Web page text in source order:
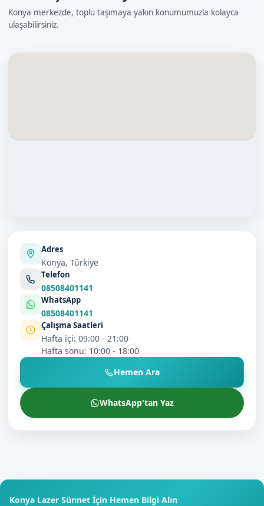
Konya merkezde, toplu taşımaya yakın konumumuzla kolayca
ulaşabilirsiniz.
Adres
Konya, Türkiye
Telefon
08508401141
WhatsApp
08508401141
Çalışma Saatleri
Hafta içi: 09:00 - 21:00
Hafta sonu: 10:00 - 18:00
Hemen Ara
WhatsApp'tan Yaz
Konya Lazer Sünnet İçin Hemen Bilgi Alın